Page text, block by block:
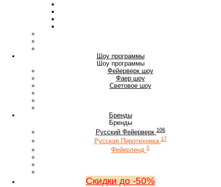
Шоу программы
Шоу программы
Фейерверк шоу
Фаер шоу
Световое шоу
Бренды
Бренды
Русский Фейерверк 106
Русская Пиротехника 17
Фейерленд 5
Скидки до -50%